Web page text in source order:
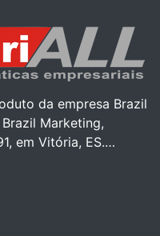
da empresa Brazil
Marketing,
em Vitória, ES.…